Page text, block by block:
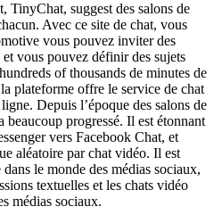
TinyChat, suggest des salons de
Avec ce site de chat, vous
vous pouvez inviter des
vous pouvez définir des sujets
of thousands de minutes de
plateforme offre le service de chat
Depuis l’époque des salons de
progressé. Il est étonnant
vers Facebook Chat, et
aléatoire par chat vidéo. Il est
le monde des médias sociaux,
textuelles et les chats vidéo
médias sociaux.